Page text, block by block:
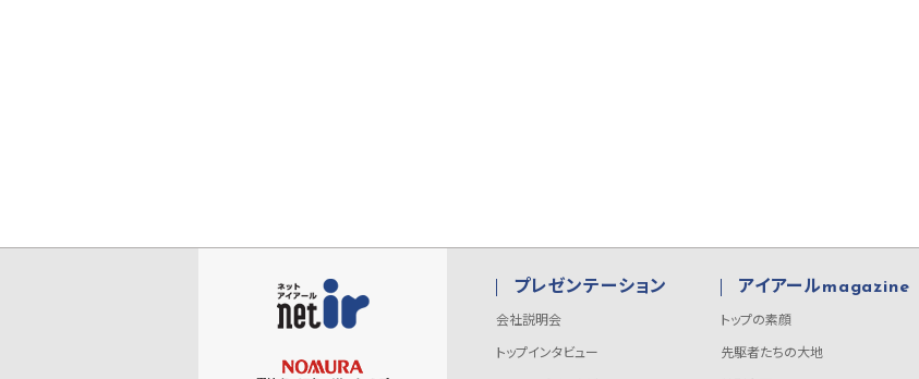
プレゼンテーション
会社説明会
トップインタビュー
アイアールmagazine
トップの素顔
先駆者たちの大地